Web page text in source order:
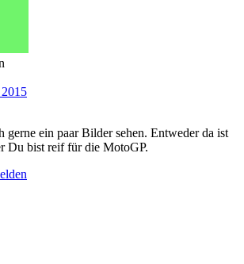
gerne ein paar Bilder sehen. Entweder da ist
Du bist reif für die MotoGP.